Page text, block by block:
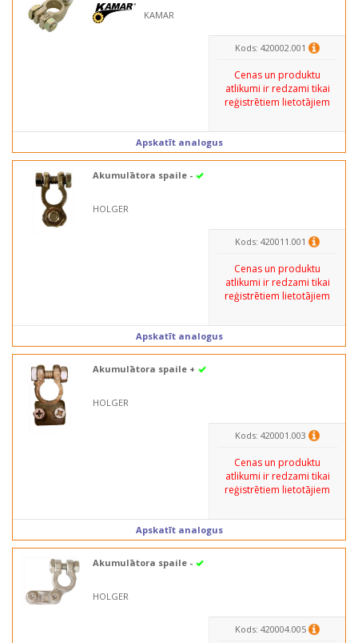
KAMAR
Kods: 420002.001
Cenas un produktu
atlikumi ir redzami tikai
reģistrētiem lietotājiem
Apskatīt analogus
Akumulātora spaile -
HOLGER
Kods: 420011.001
Cenas un produktu
atlikumi ir redzami tikai
reģistrētiem lietotājiem
Apskatīt analogus
Akumulātora spaile +
HOLGER
Kods: 420001.003
Cenas un produktu
atlikumi ir redzami tikai
reģistrētiem lietotājiem
Apskatīt analogus
Akumulātora spaile -
HOLGER
Kods: 420004.005